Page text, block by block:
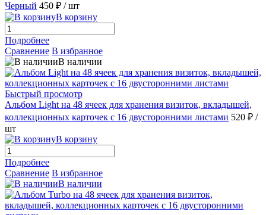
Черный 450 ₽ / шт
В корзину
Подробнее
Сравнение В избранное
В наличии
Быстрый просмотр
Альбом Light на 48 ячеек для хранения визиток, вкладышей,
коллекционных карточек с 16 двусторонними листами 520 ₽ /
шт
В корзину
Подробнее
Сравнение В избранное
В наличии